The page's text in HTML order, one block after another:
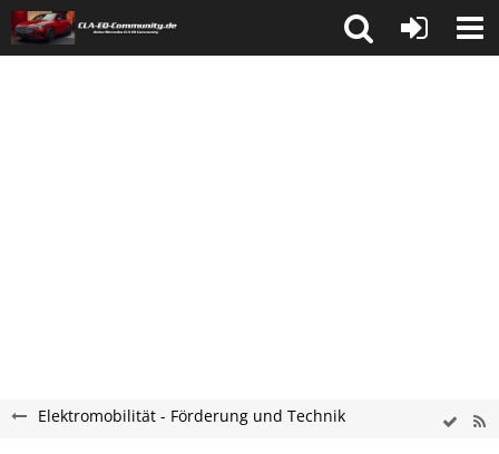
Elektromobilität - Förderung und Technik